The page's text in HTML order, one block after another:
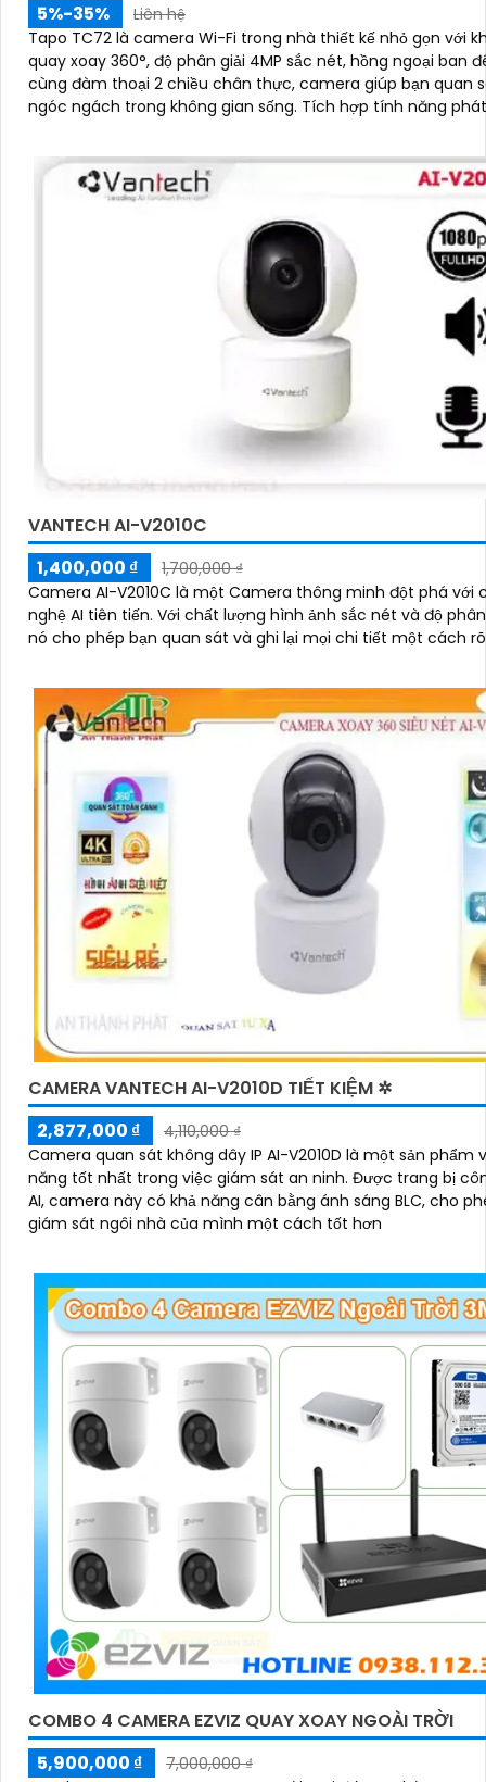
5%-35%
Liên hệ
Tapo TC72 là camera Wi-Fi trong nhà thiết kế nhỏ gọn với
quay xoay 360°, độ phân giải 4MP sắc nét, hồng ngoại ban
cùng đàm thoại 2 chiều chân thực, camera giúp bạn quan
ngóc ngách trong không gian sống. Tích hợp tính năng phát hiện
512GB, Tapo TC72 mang đến sự an tâm tuyệt đối cho cả
VANTECH AI-V2010C
1,400,000 ₫
1,700,000 ₫
Camera AI-V2010C là một Camera thông minh đột phá với
nghệ AI tiên tiến. Với chất lượng hình ảnh sắc nét và độ phân giải cao,
nó cho phép bạn quan sát và ghi lại mọi chi tiết một cách
CAMERA VANTECH AI-V2010D TIẾT KIỆM ✲
2,877,000 ₫
4,110,000 ₫
Camera quan sát không dây IP AI-V2010D là một sản phẩm
năng tốt nhất trong việc giám sát an ninh. Được trang bị công nghệ
AI, camera này có khả năng cân bằng ánh sáng BLC, cho
giám sát ngôi nhà của mình một cách tốt hơn
COMBO 4 CAMERA EZVIZ QUAY XOAY NGOÀI TRỜI
5,900,000 ₫
7,000,000 ₫